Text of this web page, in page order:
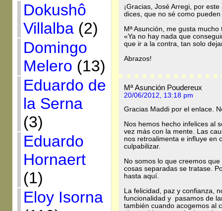
Dokushô
Villalba(2)
Domingo
Melero (13)
Eduardo de
la Serna
(3)
Eduardo
Hornaert
(1)
Eloy Isorna
¡Gracias, José Arregi, por
dices, que no sé como
Mª Asunción, me gusta
«Ya no hay nada que
que ir a la contra, tan solo
Abrazos!
Mª Asunción Poudereux
20/06/2012, 13:18 pm
Gracias Maddi por el enlace.
Nos hemos hecho infelices al
vez más con la mente. Las
nos retroalimenta e influye en
culpabilizar.
No somos lo que creemos
cosas separadas se tratase.
hasta aquí.
La felicidad, paz y confianza,
funcionalidad y pasamos de
también cuando acogemos al